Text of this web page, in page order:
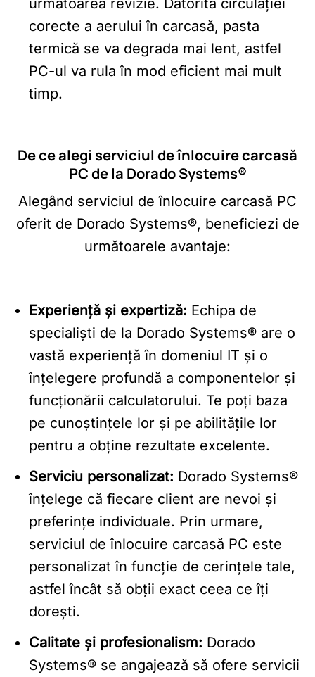
următoarea revizie. Datorită circulației
corecte a aerului în carcasă, pasta
termică se va degrada mai lent, astfel
PC-ul va rula în mod eficient mai mult
timp.
De ce alegi serviciul de înlocuire carcasă
PC de la Dorado Systems®
Alegând serviciul de înlocuire carcasă PC
oferit de Dorado Systems®, beneficiezi de
următoarele avantaje:
Experiență și expertiză: Echipa de
specialiști de la Dorado Systems® are o
vastă experiență în domeniul IT și o
înțelegere profundă a componentelor și
funcționării calculatorului. Te poți baza
pe cunoștințele lor și pe abilitățile lor
pentru a obține rezultate excelente.
Serviciu personalizat: Dorado Systems®
înțelege că fiecare client are nevoi și
preferințe individuale. Prin urmare,
serviciul de înlocuire carcasă PC este
personalizat în funcție de cerințele tale,
astfel încât să obții exact ceea ce îți
dorești.
Calitate și profesionalism: Dorado
Systems® se angajează să ofere servicii